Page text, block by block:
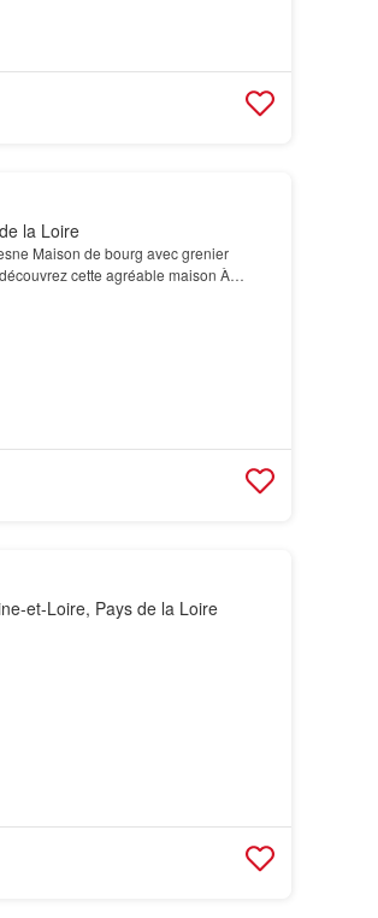
la Loire
Maison de bourg avec grenier
cette agréable maison À
et-Loire, Pays de la Loire